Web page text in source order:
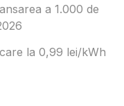
a 1.000 de
la 0,99 lei/kWh